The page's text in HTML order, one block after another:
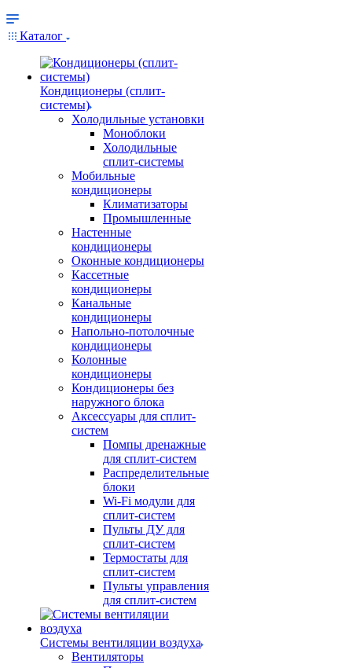
Каталог
Кондиционеры (сплит-
системы)
Холодильные установки
Моноблоки
Холодильные
сплит-системы
Мобильные
кондиционеры
Климатизаторы
Промышленные
Настенные
кондиционеры
Оконные кондиционеры
Кассетные
кондиционеры
Канальные
кондиционеры
Напольно-потолочные
кондиционеры
Колонные
кондиционеры
Кондиционеры без
наружного блока
Аксессуары для сплит-
систем
Помпы дренажные
для сплит-систем
Распределительные
блоки
Wi-Fi модули для
сплит-систем
Пульты ДУ для
сплит-систем
Термостаты для
сплит-систем
Пульты управления
для сплит-систем
Системы вентиляции воздуха
Вентиляторы